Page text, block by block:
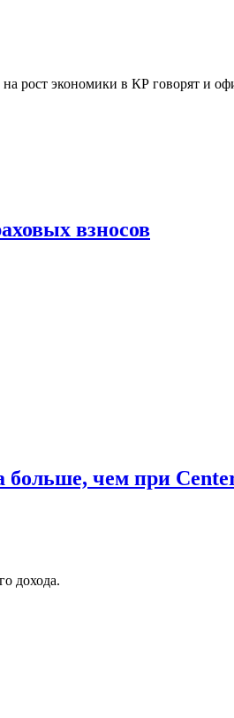
рост экономики в КР говорят и
взносов
больше, чем при
дохода.